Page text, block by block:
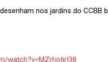
nos jardins do CCBB
watch?v=MZrhotjrI38